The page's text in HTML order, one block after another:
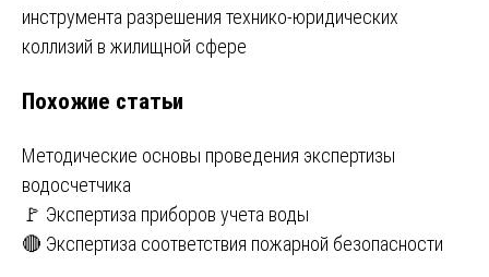
инструмента разрешения технико-юридических
коллизий в жилищной сфере
Похожие статьи
Методические основы проведения экспертизы
водосчетчика
🚩 Экспертиза приборов учета воды
🔴 Экспертиза соответствия пожарной безопасности